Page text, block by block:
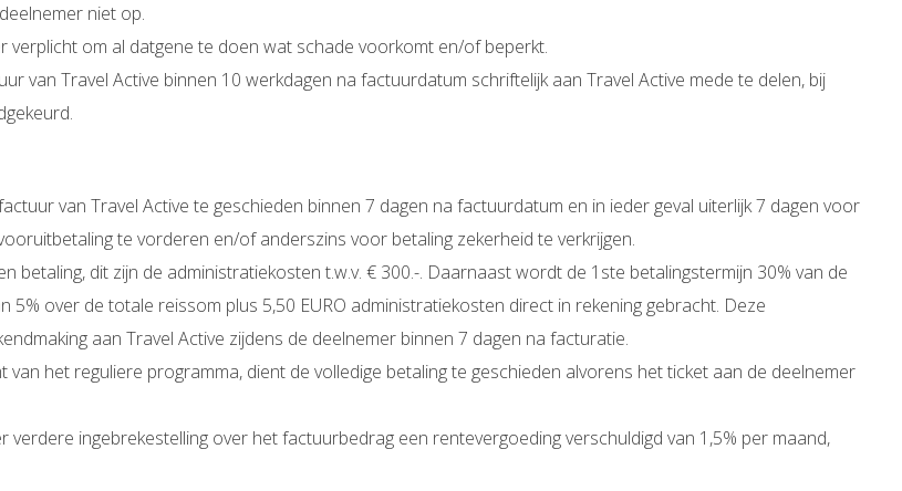
niet op.
om al datgene te doen wat schade voorkomt en/of beperkt.
van Travel Active binnen 10 werkdagen na factuurdatum schriftelijk aan Travel Active mede te delen, bij
van Travel Active te geschieden binnen 7 dagen na factuurdatum en in ieder geval uiterlijk 7 dagen voor
te vorderen en/of anderszins voor betaling zekerheid te verkrijgen.
betaling, dit zijn de administratiekosten t.w.v. € 300.-. Daarnaast wordt de 1ste betalingstermijn 30% van de
over de totale reissom plus 5,50 EURO administratiekosten direct in rekening gebracht. Deze
aan Travel Active zijdens de deelnemer binnen 7 dagen na facturatie.
het reguliere programma, dient de volledige betaling te geschieden alvorens het ticket aan de deelnemer
ingebrekestelling over het factuurbedrag een rentevergoeding verschuldigd van 1,5% per maand,